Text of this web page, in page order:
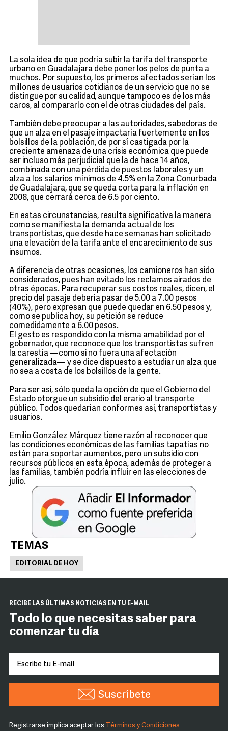
La sola idea de que podría subir la tarifa del transporte
urbano en Guadalajara debe poner los pelos de punta a
muchos. Por supuesto, los primeros afectados serían los
millones de usuarios cotidianos de un servicio que no se
distingue por su calidad, aunque tampoco es de los más
caros, al compararlo con el de otras ciudades del país.
También debe preocupar a las autoridades, sabedoras de
que un alza en el pasaje impactaría fuertemente en los
bolsillos de la población, de por sí castigada por la
creciente amenaza de una crisis económica que puede
ser incluso más perjudicial que la de hace 14 años,
combinada con una pérdida de puestos laborales y un
alza a los salarios mínimos de 4.5% en la Zona Conurbada
de Guadalajara, que se queda corta para la inflación en
2008, que cerrará cerca de 6.5 por ciento.
En estas circunstancias, resulta significativa la manera
como se manifiesta la demanda actual de los
transportistas, que desde hace semanas han solicitado
una elevación de la tarifa ante el encarecimiento de sus
insumos.
A diferencia de otras ocasiones, los camioneros han sido
considerados, pues han evitado los reclamos airados de
otras épocas. Para recuperar sus costos reales, dicen, el
precio del pasaje debería pasar de 5.00 a 7.00 pesos
(40%), pero expresan que puede quedar en 6.50 pesos y,
como se publica hoy, su petición se reduce
comedidamente a 6.00 pesos.
El gesto es respondido con la misma amabilidad por el
gobernador, que reconoce que los transportistas sufren
la carestía —como si no fuera una afectación
generalizada— y se dice dispuesto a estudiar un alza que
no sea a costa de los bolsillos de la gente.
Para ser así, sólo queda la opción de que el Gobierno del
Estado otorgue un subsidio del erario al transporte
público. Todos quedarían conformes así, transportistas y
usuarios.
Emilio González Márquez tiene razón al reconocer que
las condiciones económicas de las familias tapatías no
están para soportar aumentos, pero un subsidio con
recursos públicos en esta época, además de proteger a
las familias, también podría influir en las elecciones de
julio.
TEMAS
EDITORIAL DE HOY
RECIBE LAS ÚLTIMAS NOTICIAS EN TU E-MAIL
Todo lo que necesitas saber para
comenzar tu día
Suscríbete
Registrarse implica aceptar los Términos y Condiciones